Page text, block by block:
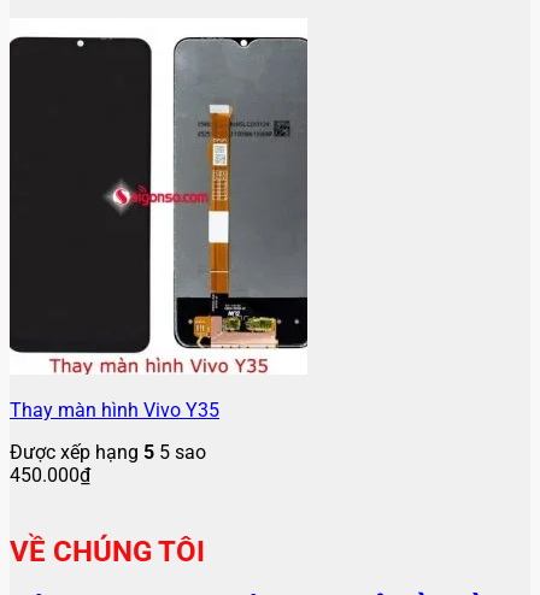
Thay màn hình Vivo Y35
Được xếp hạng 5 5 sao
450.000₫
VỀ CHÚNG TÔI